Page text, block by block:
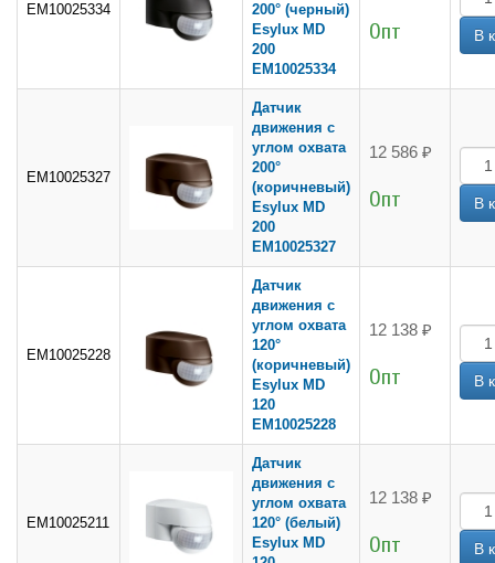
EM10025334
200° (черный)
Esylux MD
200
EM10025334
Опт
EM10025327
Датчик
движения с
углом охвата
200°
(коричневый)
Esylux MD
200
EM10025327
12 586 ₽
Опт
EM10025228
Датчик
движения с
углом охвата
120°
(коричневый)
Esylux MD
120
EM10025228
12 138 ₽
Опт
EM10025211
Датчик
движения с
углом охвата
120° (белый)
Esylux MD
12 138 ₽
Опт